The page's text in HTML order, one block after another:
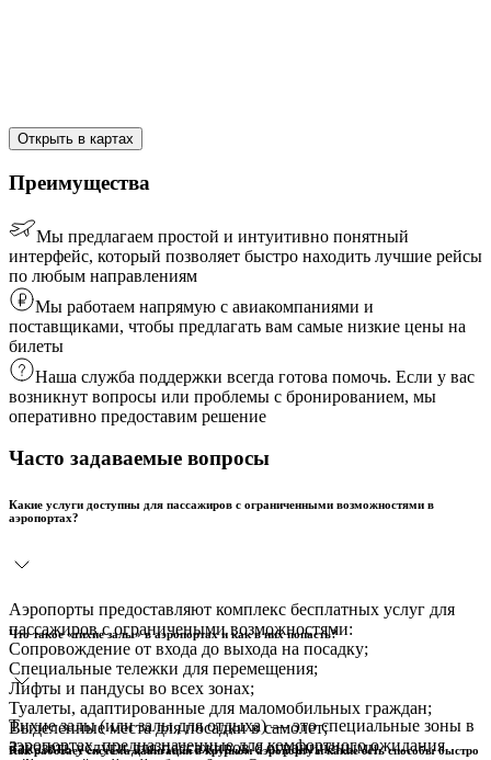
Открыть в картах
Преимущества
Мы предлагаем простой и интуитивно понятный
интерфейс, который позволяет быстро находить лучшие рейсы
по любым направлениям
Мы работаем напрямую с авиакомпаниями и
поставщиками, чтобы предлагать вам самые низкие цены на
билеты
Наша служба поддержки всегда готова помочь. Если у вас
возникнут вопросы или проблемы с бронированием, мы
оперативно предоставим решение
Часто задаваемые вопросы
Какие услуги доступны для пассажиров с ограниченными возможностями в
аэропортах?
Аэропорты предоставляют комплекс бесплатных услуг для
пассажиров с ограничеными возможностями:
Сопровождение от входа до выхода на посадку;
Специальные тележки для перемещения;
Лифты и пандусы во всех зонах;
Туалеты, адаптированные для маломобильных граждан;
Выделенные места для посадки в самолет;
Заказать услуги для пассажиров с ограничеными
Что такое «тихие залы» в аэропортах и как в них попасть?
Тихие залы (или залы для отдыха) — это специальные зоны в
аэропортах, предназначенные для комфортного ожидания
Как работает система навигации в крупном аэропорту и какие есть способы быстро